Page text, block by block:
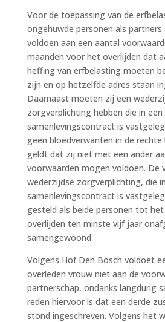
Voor de toepassing van de
ongehuwde personen als
voldoen aan een aantal
maanden voor het overlijden dat
heffing van erfbelasting moeten
zijn en op hetzelfde adres staan
Daarnaast moeten zij een
zorgverplichting hebben die in
samenlevingscontract is
geen bloedverwanten in de
geldt dat zij niet met een ander
voorwaarden mogen voldoen. De
wederzijdse zorgverplichting, die
samenlevingscontract is
gesteld als beide personen tot
overlijden ten minste vijf jaar
samengewoond.
Volgens Hof Den Bosch voldoet
overleden vrouw niet aan de
partnerschap, ondanks langdurig
reden hiervoor is dat een derde
stond ingeschreven. Volgens het